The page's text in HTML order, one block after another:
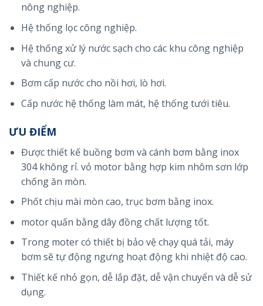
nông nghiệp.
Hệ thống lọc công nghiệp.
Hệ thống xử lý nước sạch cho các khu công nghiệp
và chung cư.
Bơm cấp nước cho nồi hơi, lò hơi.
Cấp nước hệ thống làm mát, hệ thống tưới tiêu.
ƯU ĐIỂM
Được thiết kế buồng bơm và cánh bơm bằng inox
304 không rỉ. vỏ motor bằng hợp kim nhôm sơn lớp
chống ăn mòn.
Phốt chịu mài mòn cao, trục bơm bằng inox.
motor quấn bằng dây đồng chất lượng tốt.
Trong moter có thiết bị bảo vệ chạy quá tải, máy
bơm sẽ tự động ngưng hoạt động khi nhiệt độ cao.
Thiết kế nhỏ gọn, dễ lắp đặt, dễ vận chuyển và dễ sử
dụng.